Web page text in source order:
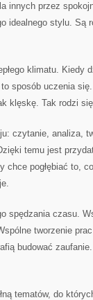
innych przez
idealnego stylu. Są
klimatu. Kiedy
sposób uczenia
klęskę. Tak rodzi
czytanie, analiza,
temu jest
chce pogłębiać to,
spędzania czasu.
tworzenie
budować
tematów, do